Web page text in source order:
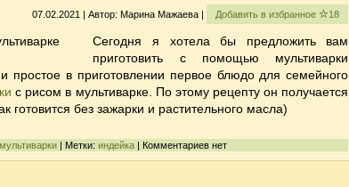
07.02.2021 | Автор: Марина Мажаева | Добавить в избранное 18
Сегодня я хотела бы предложить вам
приготовить с помощью мультиварки
и простое в приготовлении первое блюдо для семейного
с рисом в мультиварке. По этому рецепту он получается
готовится без зажарки и растительного масла)
| Метки:индейка | Комментариев нет